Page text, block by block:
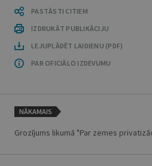
PASTĀSTI CITIEM
IZDRUKĀT PUBLIKĀCIJU
LEJUPLĀDĒT LAIDIENU (PDF)
PAR OFICIĀLO IZDEVUMU
NĀKAMAIS
Grozījums likumā "Par zemes